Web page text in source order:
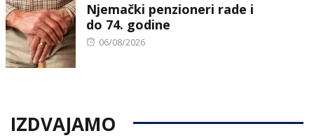
Njemački penzioneri rade i
do 74. godine
Posted
06/08/2026
IZDVAJAMO